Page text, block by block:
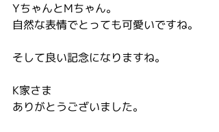
YちゃんとMちゃん。
自然な表情でとっても可愛いですね。
そして良い記念になりますね。
K家さま
ありがとうございました。